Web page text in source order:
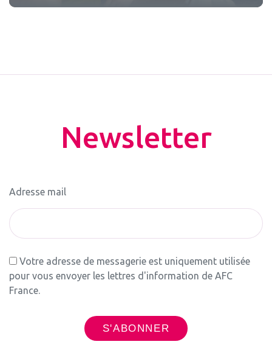
Newsletter
Adresse mail
Votre adresse de messagerie est uniquement utilisée
pour vous envoyer les lettres d'information de AFC
France.